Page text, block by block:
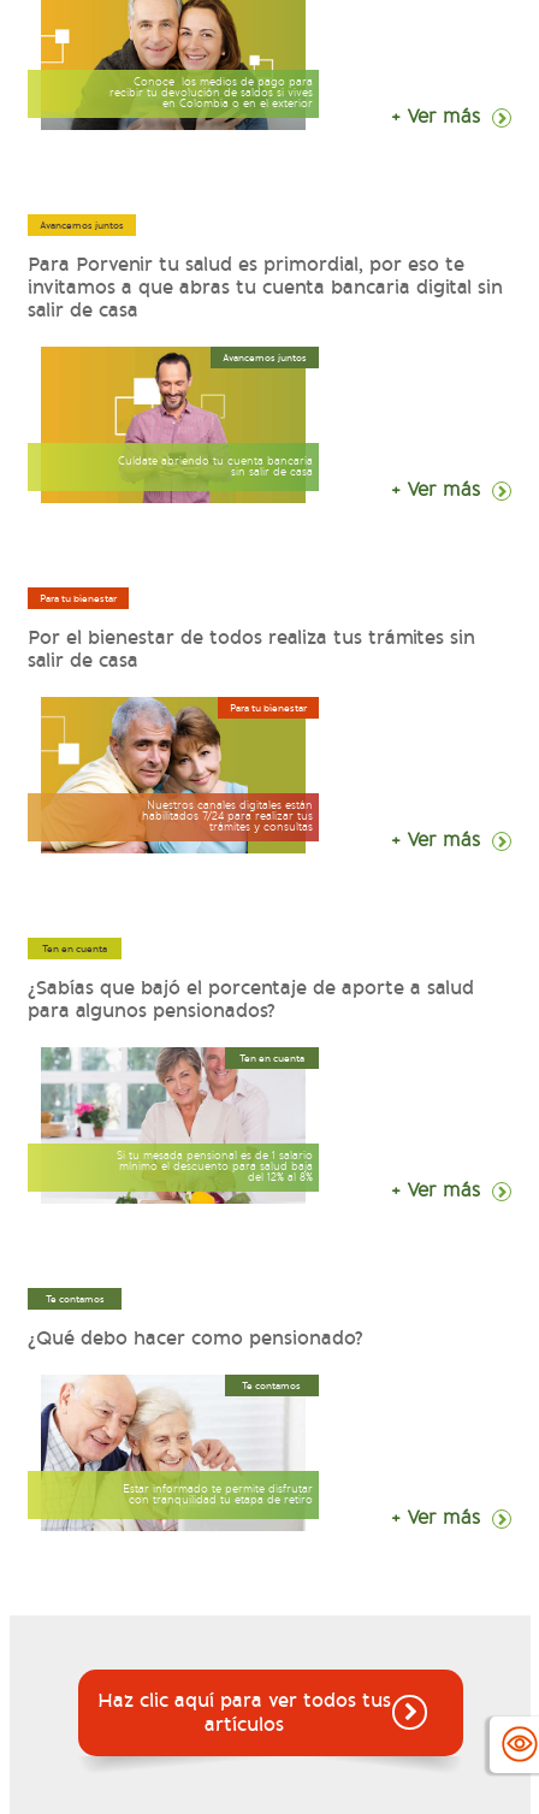
Conoce los medios de pago para
recibir tu devolución de saldos si vives
en Colombia o en el exterior
+ Ver más
Avancemos juntos
Cuídate abriendo tu cuenta bancaria
sin salir de casa
Avancemos juntos
Para Porvenir tu salud es primordial, por eso te
invitamos a que abras tu cuenta bancaria digital sin
salir de casa
+ Ver más
Para tu bienestar
Nuestros canales digitales están
habilitados 7/24 para realizar tus
trámites y consultas
Para tu bienestar
Por el bienestar de todos realiza tus trámites sin
salir de casa
+ Ver más
Ten en cuenta
Si tu mesada pensional es de 1 salario
mínimo el descuento para salud baja
del 12% al 8%
Ten en cuenta
¿Sabías que bajó el porcentaje de aporte a salud
para algunos pensionados?
+ Ver más
Te contamos
Estar informado te permite disfrutar
con tranquilidad tu etapa de retiro
Te contamos
¿Qué debo hacer como pensionado?
+ Ver más
Haz clic aquí para ver todos tus
artículos